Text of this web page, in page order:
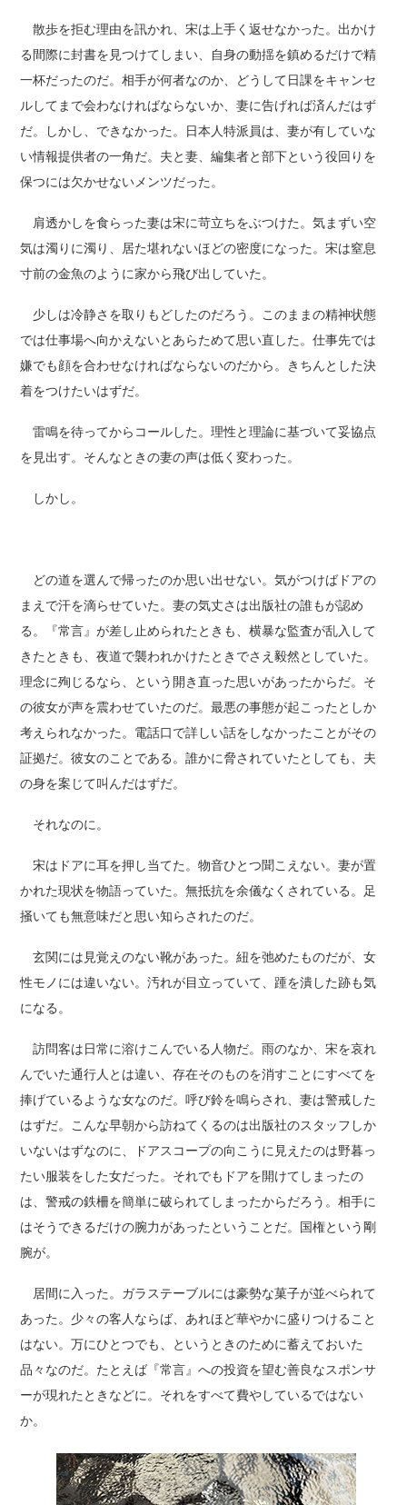
散歩を拒む理由を訊かれ、宋は上手く返せなかった。出かけ
る間際に封書を見つけてしまい、自身の動揺を鎮めるだけで精
一杯だったのだ。相手が何者なのか、どうして日課をキャンセ
ルしてまで会わなければならないか、妻に告げれば済んだはず
だ。しかし、できなかった。日本人特派員は、妻が有していな
い情報提供者の一角だ。夫と妻、編集者と部下という役回りを
保つには欠かせないメンツだった。
肩透かしを食らった妻は宋に苛立ちをぶつけた。気まずい空
気は濁りに濁り、居た堪れないほどの密度になった。宋は窒息
寸前の金魚のように家から飛び出していた。
少しは冷静さを取りもどしたのだろう。このままの精神状態
では仕事場へ向かえないとあらためて思い直した。仕事先では
嫌でも顔を合わせなければならないのだから。きちんとした決
着をつけたいはずだ。
雷鳴を待ってからコールした。理性と理論に基づいて妥協点
を見出す。そんなときの妻の声は低く変わった。
しかし。
どの道を選んで帰ったのか思い出せない。気がつけばドアの
まえで汗を滴らせていた。妻の気丈さは出版社の誰もが認め
る。『常言』が差し止められたときも、横暴な監査が乱入して
きたときも、夜道で襲われかけたときでさえ毅然としていた。
理念に殉じるなら、という開き直った思いがあったからだ。そ
の彼女が声を震わせていたのだ。最悪の事態が起こったとしか
考えられなかった。電話口で詳しい話をしなかったことがその
証拠だ。彼女のことである。誰かに脅されていたとしても、夫
の身を案じて叫んだはずだ。
それなのに。
宋はドアに耳を押し当てた。物音ひとつ聞こえない。妻が置
かれた現状を物語っていた。無抵抗を余儀なくされている。足
掻いても無意味だと思い知らされたのだ。
玄関には見覚えのない靴があった。紐を弛めたものだが、女
性モノには違いない。汚れが目立っていて、踵を潰した跡も気
になる。
訪問客は日常に溶けこんでいる人物だ。雨のなか、宋を哀れ
んでいた通行人とは違い、存在そのものを消すことにすべてを
捧げているような女なのだ。呼び鈴を鳴らされ、妻は警戒した
はずだ。こんな早朝から訪ねてくるのは出版社のスタッフしか
いないはずなのに、ドアスコープの向こうに見えたのは野暮っ
たい服装をした女だった。それでもドアを開けてしまったの
は、警戒の鉄柵を簡単に破られてしまったからだろう。相手に
はそうできるだけの腕力があったということだ。国権という剛
腕が。
居間に入った。ガラステーブルには豪勢な菓子が並べられて
あった。少々の客人ならば、あれほど華やかに盛りつけること
はない。万にひとつでも、というときのために蓄えておいた
品々なのだ。たとえば『常言』への投資を望む善良なスポンサ
ーが現れたときなどに。それをすべて費やしているではない
か。